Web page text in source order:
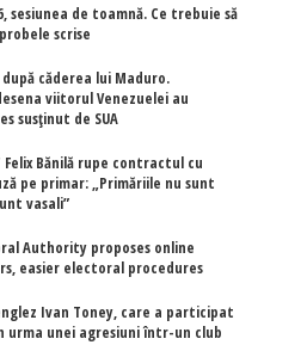
sesiunea de toamnă. Ce trebuie să
scrise
căderea lui Maduro.
viitorul Venezuelei au
susținut de SUA
Felix Bănilă rupe contractul cu
pe primar: „Primăriile nu sunt
vasali”
Authority proposes online
easier electoral procedures
Ivan Toney, care a participat
urma unei agresiuni într-un club